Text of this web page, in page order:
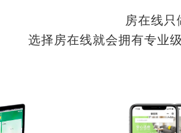
房在线只
选择房在线就会拥有专业